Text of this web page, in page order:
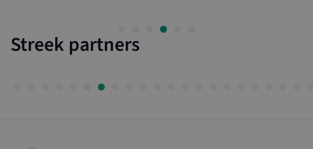
Streek partners